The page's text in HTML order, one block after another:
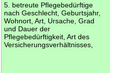
5. betreute Pflegebedürftige
nach Geschlecht, Geburtsjahr,
Wohnort, Art, Ursache, Grad
und Dauer der
Pflegebedürftigkeit, Art des
Versicherungsverhältnisses,